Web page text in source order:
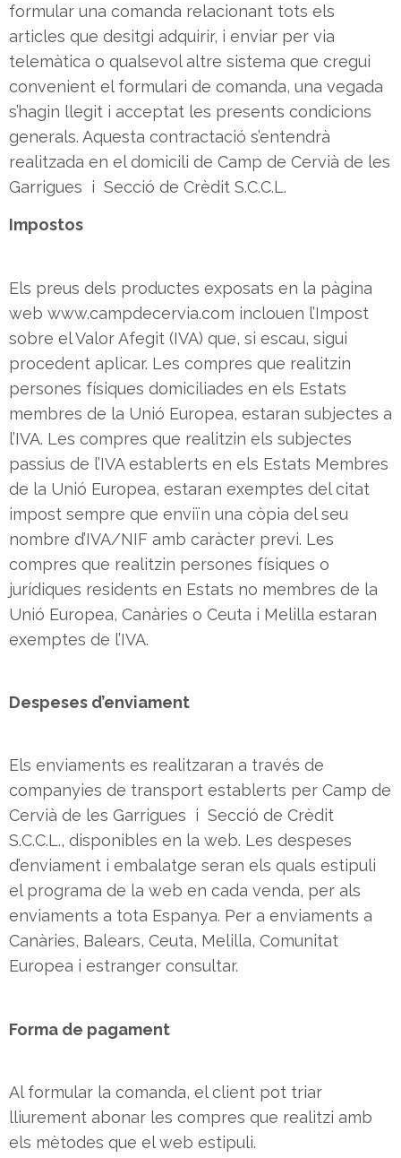
formular una comanda relacionant tots els
articles que desitgi adquirir, i enviar per via
telemàtica o qualsevol altre sistema que cregui
convenient el formulari de comanda, una vegada
s’hagin llegit i acceptat les presents condicions
generals. Aquesta contractació s’entendrà
realitzada en el domicili de Camp de Cervià de les
Garrigues i Secció de Crèdit S.C.C.L.
Impostos
Els preus dels productes exposats en la pàgina
web www.campdecervia.com inclouen l’Impost
sobre el Valor Afegit (IVA) que, si escau, sigui
procedent aplicar. Les compres que realitzin
persones físiques domiciliades en els Estats
membres de la Unió Europea, estaran subjectes a
l’IVA. Les compres que realitzin els subjectes
passius de l’IVA establerts en els Estats Membres
de la Unió Europea, estaran exemptes del citat
impost sempre que enviïn una còpia del seu
nombre d’IVA/NIF amb caràcter previ. Les
compres que realitzin persones físiques o
jurídiques residents en Estats no membres de la
Unió Europea, Canàries o Ceuta i Melilla estaran
exemptes de l’IVA.
Despeses d’enviament
Els enviaments es realitzaran a través de
companyies de transport establerts per Camp de
Cervià de les Garrigues i Secció de Crèdit
S.C.C.L., disponibles en la web. Les despeses
d’enviament i embalatge seran els quals estipuli
el programa de la web en cada venda, per als
enviaments a tota Espanya. Per a enviaments a
Canàries, Balears, Ceuta, Melilla, Comunitat
Europea i estranger consultar.
Forma de pagament
Al formular la comanda, el client pot triar
lliurement abonar les compres que realitzi amb
els mètodes que el web estipuli.